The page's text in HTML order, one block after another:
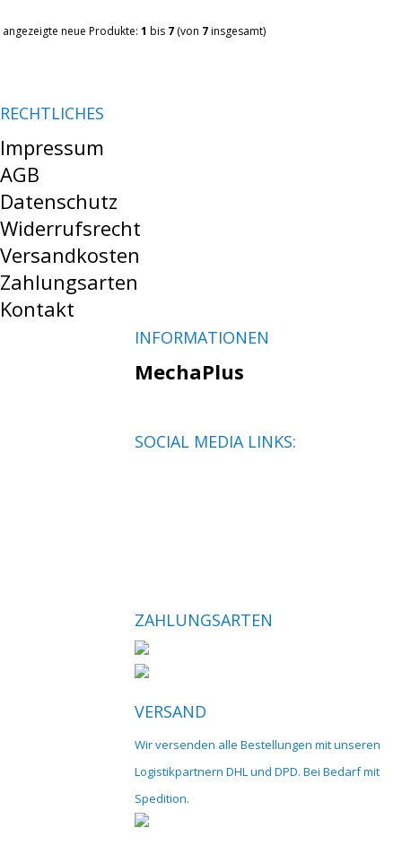
angezeigte neue Produkte: 1 bis 7 (von 7insgesamt)
RECHTLICHES
Impressum
AGB
Datenschutz
Widerrufsrecht
Versandkosten
Zahlungsarten
Kontakt
INFORMATIONEN
MechaPlus
SOCIAL MEDIA LINKS:
ZAHLUNGSARTEN
VERSAND
Wir versenden alle Bestellungen mit unseren
Logistikpartnern DHL und DPD. Bei Bedarf mit
Spedition.